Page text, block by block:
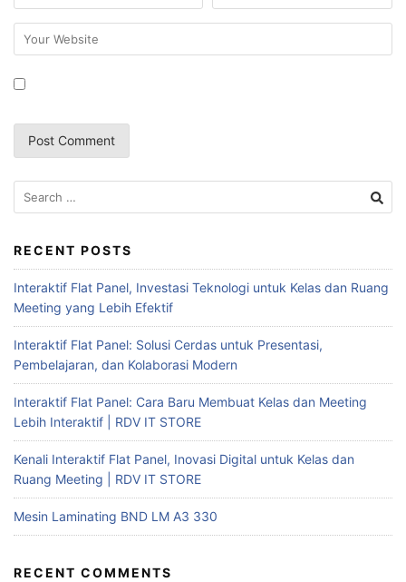
RECENT POSTS
Interaktif Flat Panel, Investasi Teknologi untuk Kelas dan Ruang
Meeting yang Lebih Efektif
Interaktif Flat Panel: Solusi Cerdas untuk Presentasi,
Pembelajaran, dan Kolaborasi Modern
Interaktif Flat Panel: Cara Baru Membuat Kelas dan Meeting
Lebih Interaktif | RDV IT STORE
Kenali Interaktif Flat Panel, Inovasi Digital untuk Kelas dan
Ruang Meeting | RDV IT STORE
Mesin Laminating BND LM A3 330
RECENT COMMENTS